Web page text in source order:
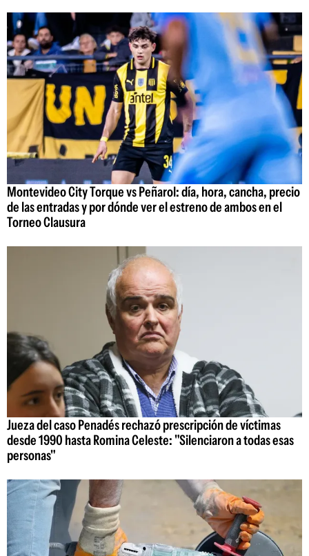
Montevideo City Torque vs Peñarol: día, hora, cancha, precio
de las entradas y por dónde ver el estreno de ambos en el
Torneo Clausura
Jueza del caso Penadés rechazó prescripción de víctimas
desde 1990 hasta Romina Celeste: "Silenciaron a todas esas
personas"